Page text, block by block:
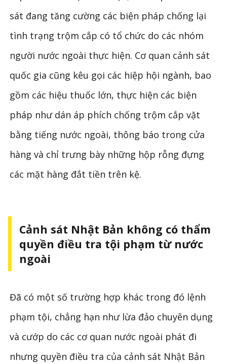
sát đang tăng cường các biện pháp chống lại
tình trạng trộm cắp có tổ chức do các nhóm
người nước ngoài thực hiện. Cơ quan cảnh sát
quốc gia cũng kêu gọi các hiệp hội ngành, bao
gồm các hiệu thuốc lớn, thực hiện các biện
pháp như dán áp phích chống trộm cắp vặt
bằng tiếng nước ngoài, thông báo trong cửa
hàng và chỉ trưng bày những hộp rỗng đựng
các mặt hàng đắt tiền trên kệ.
Cảnh sát Nhật Bản không có thẩm
quyền điều tra tội phạm từ nước
ngoài
Đã có một số trường hợp khác trong đó lệnh
phạm tội, chẳng hạn như lừa đảo chuyên dụng
và cướp do các cơ quan nước ngoài phát đi
nhưng quyền điều tra của cảnh sát Nhật Bản